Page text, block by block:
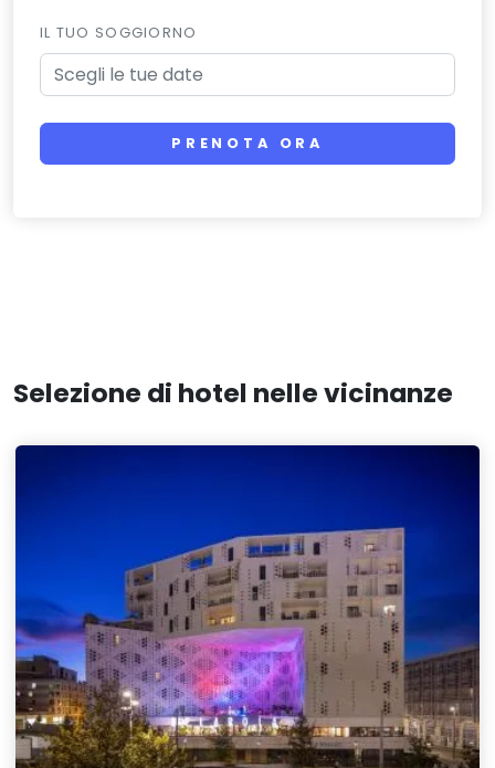
IL TUO SOGGIORNO
PRENOTA ORA
Selezione di hotel nelle vicinanze